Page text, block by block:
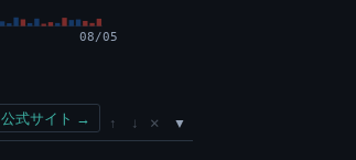
08/05
公式サイト → ↑ ↓ ×